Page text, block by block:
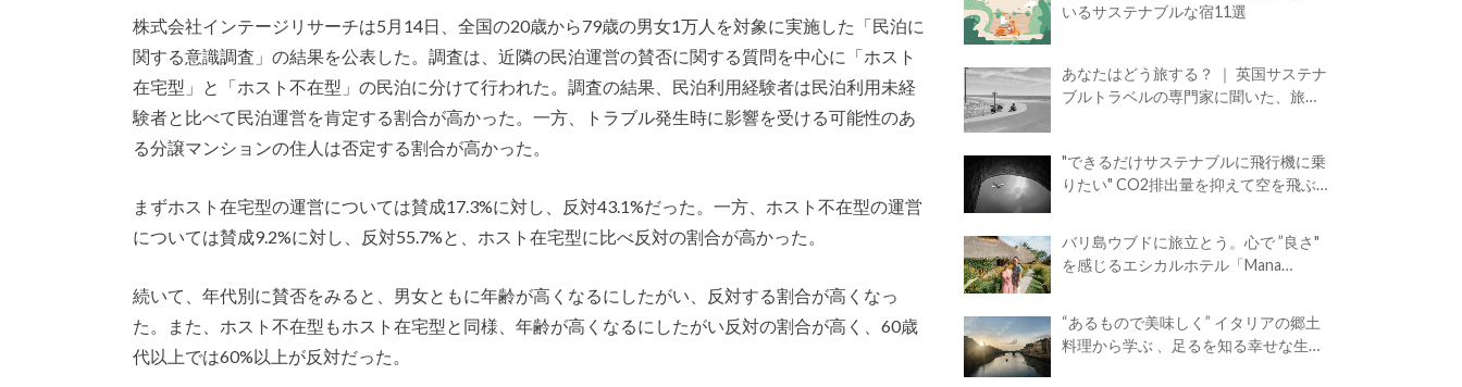
株式会社インテージリサーチは5月14日、全国の20歳から79歳の男女1万人を対象に実施した「民泊に
関する意識調査」の結果を公表した。調査は、近隣の民泊運営の賛否に関する質問を中心に「ホスト
在宅型」と「ホスト不在型」の民泊に分けて行われた。調査の結果、民泊利用経験者は民泊利用未経
験者と比べて民泊運営を肯定する割合が高かった。一方、トラブル発生時に影響を受ける可能性のあ
る分譲マンションの住人は否定する割合が高かった。
まずホスト在宅型の運営については賛成17.3%に対し、反対43.1%だった。一方、ホスト不在型の運営
については賛成9.2%に対し、反対55.7%と、ホスト在宅型に比べ反対の割合が高かった。
続いて、年代別に賛否をみると、男女ともに年齢が高くなるにしたがい、反対する割合が高くなっ
た。また、ホスト不在型もホスト在宅型と同様、年齢が高くなるにしたがい反対の割合が高く、60歳
代以上では60%以上が反対だった。
いるサステナブルな宿11選
あなたはどう旅する？ ｜ 英国サステナ
ブルトラベルの専門家に聞いた、旅の
"できるだけサステナブルに飛行機に乗
りたい" CO2排出量を抑えて空を飛ぶ
バリ島ウブドに旅立とう。心で ”良さ"
を感じるエシカルホテル「Mana
“あるもので美味しく” イタリアの郷土
料理から学ぶ 、足るを知る幸せな生き